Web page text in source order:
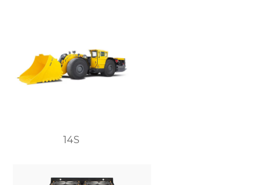
14S